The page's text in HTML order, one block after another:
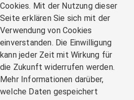
Cookies. Mit der Nutzung dieser
Seite erklären Sie sich mit der
Verwendung von Cookies
einverstanden. Die Einwilligung
kann jeder Zeit mit Wirkung für
die Zukunft widerrufen werden.
Mehr Informationen darüber,
welche Daten gespeichert
Navigation: